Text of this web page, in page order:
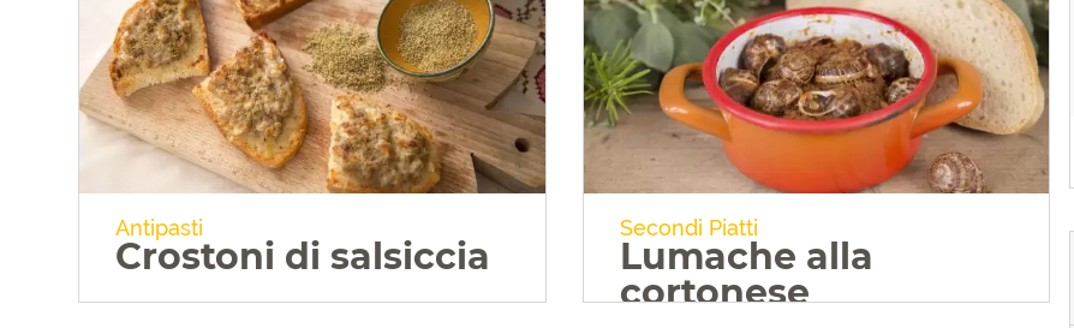
VAI ALLA RICETTA VAI ALLA RICETTA
Antipasti
Crostoni di salsiccia
Secondi Piatti
Lumache alla
cortonese